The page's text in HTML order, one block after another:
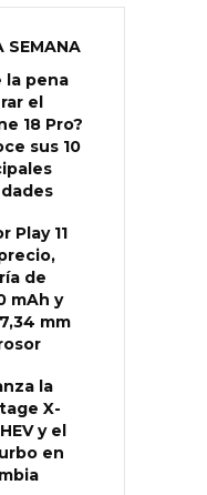
SEMANA
la pena
el
18 Pro?
sus 10
Play 11
de
mAh y
mm
la
X-
y el
en